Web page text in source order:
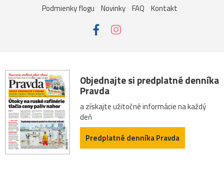
Podmienky flogu Novinky FAQ Kontakt
Objednajte si predplatné denníka
Pravda
a získajte užitočné informácie na každý
deň
Predplatné denníka Pravda